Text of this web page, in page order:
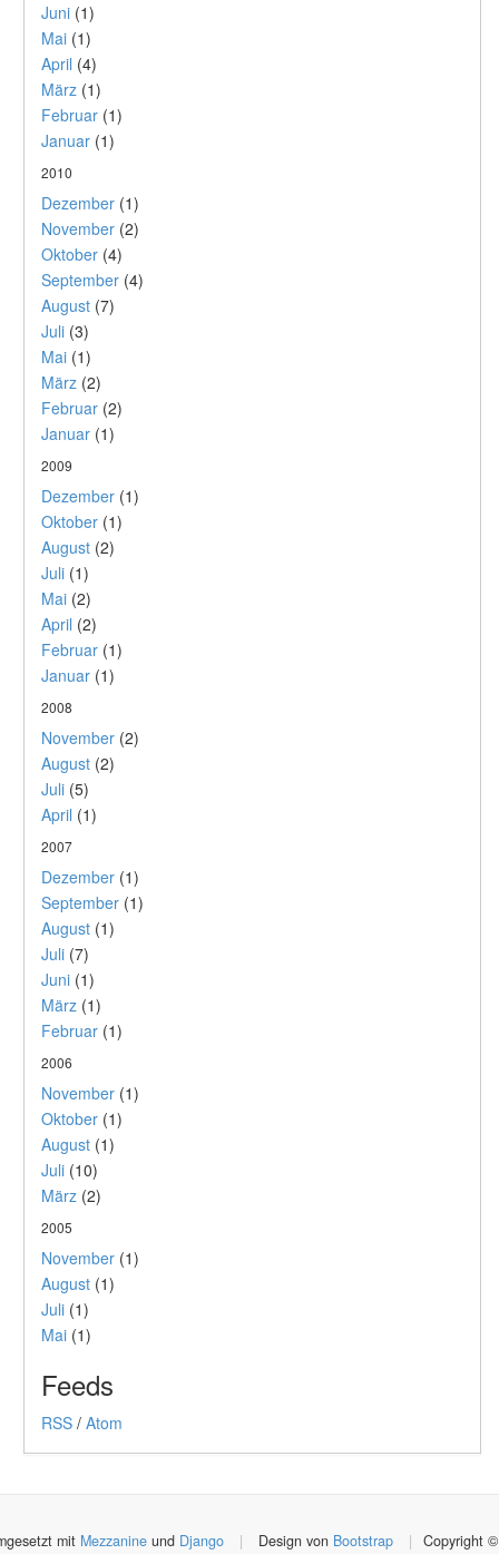
Juni (1)
Mai (1)
April (4)
März (1)
Februar (1)
Januar (1)
2010
Dezember (1)
November (2)
Oktober (4)
September (4)
August (7)
Juli (3)
Mai (1)
März (2)
Februar (2)
Januar (1)
2009
Dezember (1)
Oktober (1)
August (2)
Juli (1)
Mai (2)
April (2)
Februar (1)
Januar (1)
2008
November (2)
August (2)
Juli (5)
April (1)
2007
Dezember (1)
September (1)
August (1)
Juli (7)
Juni (1)
März (1)
Februar (1)
2006
November (1)
Oktober (1)
August (1)
Juli (10)
März (2)
2005
November (1)
August (1)
Juli (1)
Mai (1)
Feeds
RSS / Atom
mit Mezzanineund Django | Design von Bootstrap | Copyright ©